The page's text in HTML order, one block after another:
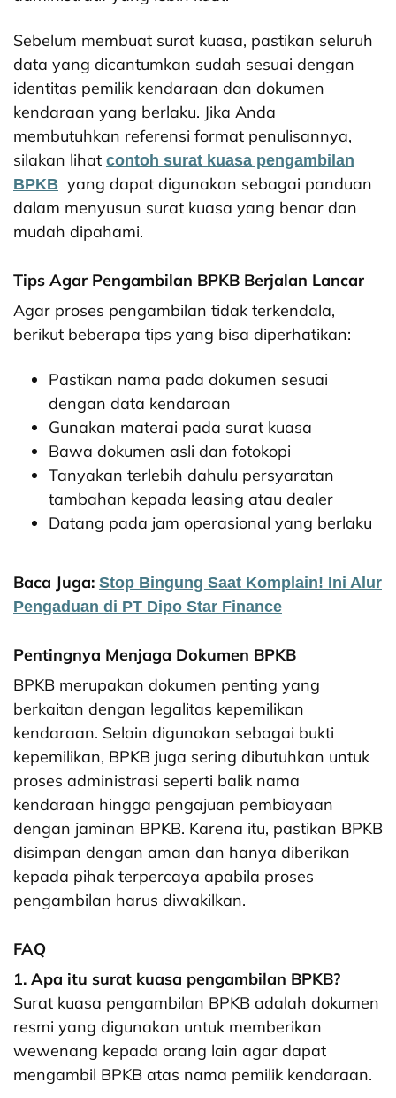
Sebelum membuat surat kuasa, pastikan seluruh
data yang dicantumkan sudah sesuai dengan
identitas pemilik kendaraan dan dokumen
kendaraan yang berlaku. Jika Anda
membutuhkan referensi format penulisannya,
silakan lihat contoh surat kuasa pengambilan
BPKB yang dapat digunakan sebagai panduan
dalam menyusun surat kuasa yang benar dan
mudah dipahami.
Tips Agar Pengambilan BPKB Berjalan Lancar
Agar proses pengambilan tidak terkendala,
berikut beberapa tips yang bisa diperhatikan:
Pastikan nama pada dokumen sesuai
dengan data kendaraan
Gunakan materai pada surat kuasa
Bawa dokumen asli dan fotokopi
Tanyakan terlebih dahulu persyaratan
tambahan kepada leasing atau dealer
Datang pada jam operasional yang berlaku
Baca Juga: Stop Bingung Saat Komplain! Ini Alur
Pengaduan di PT Dipo Star Finance
Pentingnya Menjaga Dokumen BPKB
BPKB merupakan dokumen penting yang
berkaitan dengan legalitas kepemilikan
kendaraan. Selain digunakan sebagai bukti
kepemilikan, BPKB juga sering dibutuhkan untuk
proses administrasi seperti balik nama
kendaraan hingga pengajuan pembiayaan
dengan jaminan BPKB. Karena itu, pastikan BPKB
disimpan dengan aman dan hanya diberikan
kepada pihak terpercaya apabila proses
pengambilan harus diwakilkan.
FAQ
1. Apa itu surat kuasa pengambilan BPKB?
Surat kuasa pengambilan BPKB adalah dokumen
resmi yang digunakan untuk memberikan
wewenang kepada orang lain agar dapat
mengambil BPKB atas nama pemilik kendaraan.